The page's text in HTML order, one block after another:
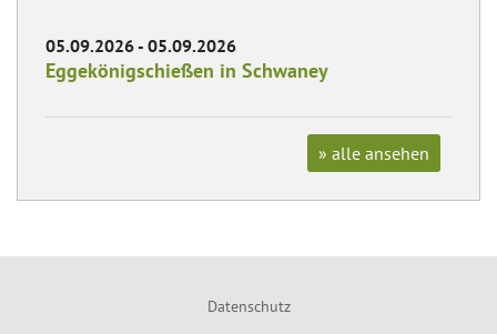
05.09.2026 - 05.09.2026
Eggekönigschießen in Schwaney
» alle ansehen
Datenschutz